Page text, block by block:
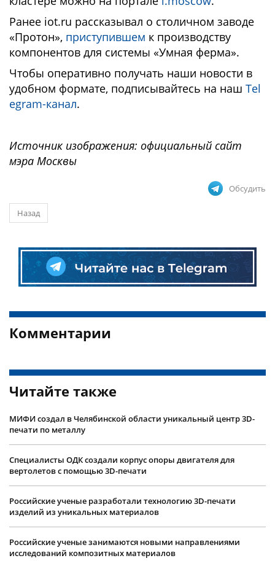
Ранее iot.ru рассказывал о столичном заводе
«Протон», приступившем к производству
компонентов для системы «Умная ферма».
Чтобы оперативно получать наши новости в
удобном формате, подписывайтесь на наш Tel
egram-канал.
Источник изображения: официальный сайт
мэра Москвы
Обсудить
Назад
Комментарии
Читайте также
МИФИ создал в Челябинской области уникальный центр 3D-
печати по металлу
Специалисты ОДК создали корпус опоры двигателя для
вертолетов с помощью 3D-печати
Российские ученые разработали технологию 3D-печати
изделий из уникальных материалов
Российские ученые занимаются новыми направлениями
исследований композитных материалов